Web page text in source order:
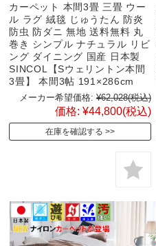
カーペット 本間3畳 三畳 ウー
ル ラグ 絨毯 じゅうたん 防炎
防虫 防ダニ 無地 送料無料 丸
巻き シンプル ナチュラル リビ
ング ダイニング 国産 日本製
SINCOL【Sウェリントン本間
3畳】 本間3帖 191×286cm
メーカー希望価格: ¥62,028(税込)
価格: ¥44,800(税込)
在庫を確認する